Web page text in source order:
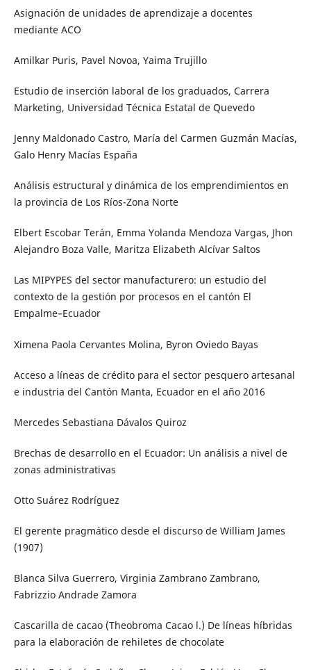
Asignación de unidades de aprendizaje a docentes
mediante ACO
Amilkar Puris, Pavel Novoa, Yaima Trujillo
Estudio de inserción laboral de los graduados, Carrera
Marketing, Universidad Técnica Estatal de Quevedo
Jenny Maldonado Castro, María del Carmen Guzmán Macías,
Galo Henry Macías España
Análisis estructural y dinámica de los emprendimientos en
la provincia de Los Ríos-Zona Norte
Elbert Escobar Terán, Emma Yolanda Mendoza Vargas, Jhon
Alejandro Boza Valle, Maritza Elizabeth Alcívar Saltos
Las MIPYPES del sector manufacturero: un estudio del
contexto de la gestión por procesos en el cantón El
Empalme–Ecuador
Ximena Paola Cervantes Molina, Byron Oviedo Bayas
Acceso a líneas de crédito para el sector pesquero artesanal
e industria del Cantón Manta, Ecuador en el año 2016
Mercedes Sebastiana Dávalos Quiroz
Brechas de desarrollo en el Ecuador: Un análisis a nivel de
zonas administrativas
Otto Suárez Rodríguez
El gerente pragmático desde el discurso de William James
(1907)
Blanca Silva Guerrero, Virginia Zambrano Zambrano,
Fabrizzio Andrade Zamora
Cascarilla de cacao (Theobroma Cacao l.) De líneas híbridas
para la elaboración de rehiletes de chocolate